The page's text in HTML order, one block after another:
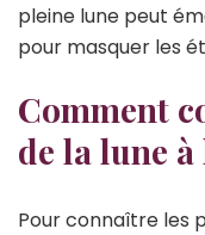
pleine lune peut
pour masquer les
Comment
de la lune à
Pour connaître les